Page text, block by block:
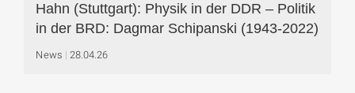
Hahn (Stuttgart): Physik in der DDR – Politik
in der BRD: Dagmar Schipanski (1943-2022)
News 28.04.26